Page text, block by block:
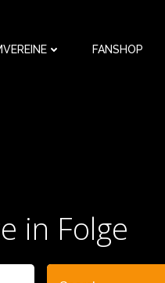
FANSHOP
in Folge
Search